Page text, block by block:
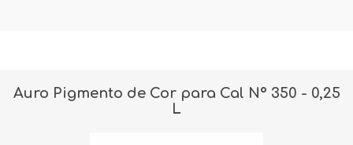
Auro Pigmento de Cor para Cal Nº 350 - 0,25
L